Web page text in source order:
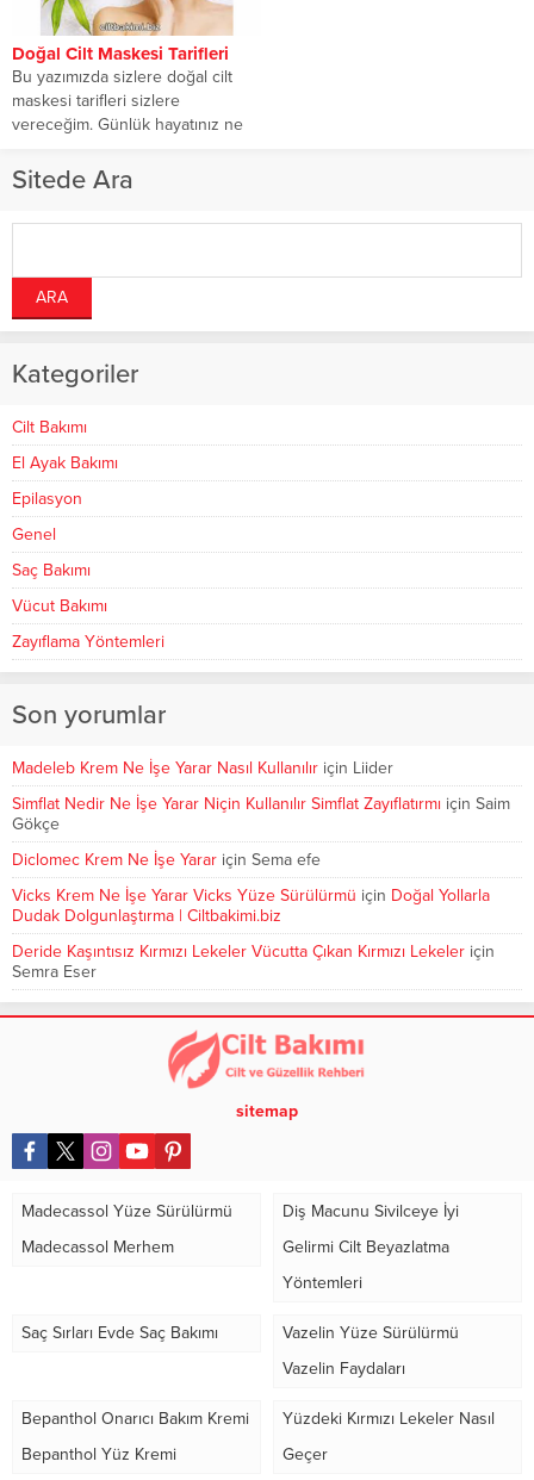
Sitede Ara
Kategoriler
Cilt Bakımı
El Ayak Bakımı
Epilasyon
Genel
Saç Bakımı
Vücut Bakımı
Zayıflama Yöntemleri
Son yorumlar
Madeleb Krem Ne İşe Yarar Nasıl Kullanılır için Liider
Simflat Nedir Ne İşe Yarar Niçin Kullanılır Simflat Zayıflatırmı için Saim
Gökçe
Diclomec Krem Ne İşe Yarar için Sema efe
Vicks Krem Ne İşe Yarar Vicks Yüze Sürülürmü için Doğal Yollarla
Dudak Dolgunlaştırma | Ciltbakimi.biz
Deride Kaşıntısız Kırmızı Lekeler Vücutta Çıkan Kırmızı Lekeler için
Semra Eser
Doğal Cilt Maskesi Tarifleri
Bu yazımızda sizlere doğal cilt
maskesi tarifleri sizlere
vereceğim. Günlük hayatınız ne
sitemap
Madecassol Yüze Sürülürmü
Madecassol Merhem
Diş Macunu Sivilceye İyi
Gelirmi Cilt Beyazlatma
Yöntemleri
Saç Sırları Evde Saç Bakımı
Vazelin Yüze Sürülürmü
Vazelin Faydaları
Bepanthol Onarıcı Bakım Kremi
Bepanthol Yüz Kremi
Yüzdeki Kırmızı Lekeler Nasıl
Geçer